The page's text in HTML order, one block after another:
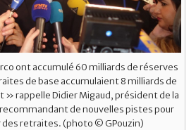
ont accumulé 60 milliards de réserves
de base accumulaient 8 milliards de
rappelle Didier Migaud, président de la
de nouvelles pistes pour
des retraites. (photo © GPouzin)